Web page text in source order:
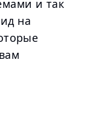
и так
на